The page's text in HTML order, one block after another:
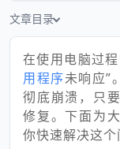
文章目录
在使用电脑过
用程序未响应”
彻底崩溃，只
修复。下面为
你快速解决这个